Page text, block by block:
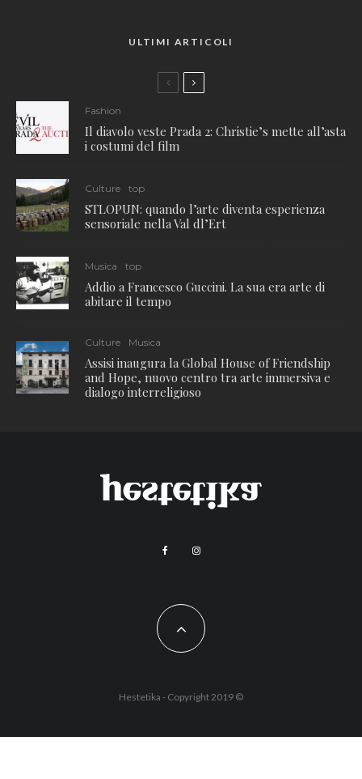
ULTIMI ARTICOLI
Fashion
Il diavolo veste Prada 2: Christie’s mette all’asta
i costumi del film
Culture top
STLOPUN: quando l’arte diventa esperienza
sensoriale nella Val dl’Ert
Musica top
Addio a Francesco Guccini. La sua era arte di
abitare il tempo
Culture Musica
Assisi inaugura la Global House of Friendship
and Hope, nuovo centro tra arte immersiva e
dialogo interreligioso
Hestetika - Copyright 2019 ©